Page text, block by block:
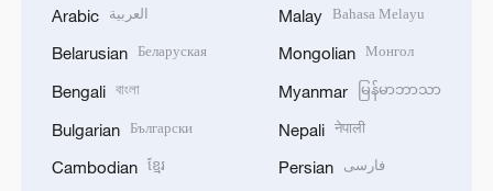
Arabic العربية
Belarusian Беларуская
Bengali বাংলা
Bulgarian Български
Cambodian ខ្មែរ
Malay Bahasa Melayu
Mongolian Монгол
Myanmar မြန်မာဘာသာ
Nepali नेपाली
Persian فارسی